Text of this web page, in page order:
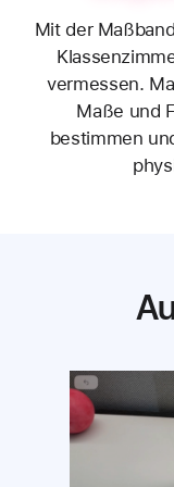
Mit der
vermessen.
Maße und
bestimmen